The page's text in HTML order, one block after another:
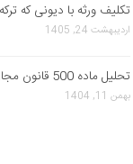
تکلیف ورثه با دیونی که
اردیبهشت 24, 1405
تحلیل ماده 500 قانون مجازات اسلامی ( تعزیرات)
بهمن 11, 1404